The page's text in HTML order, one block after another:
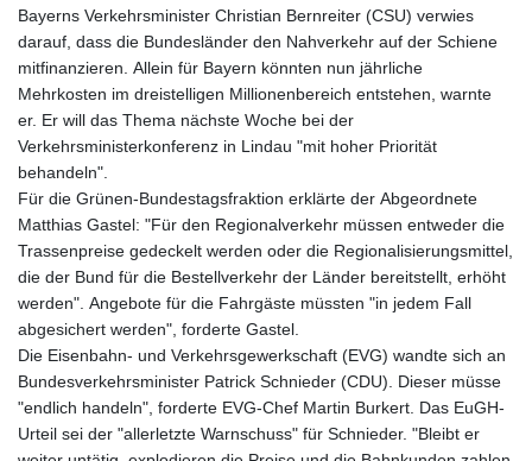
Bayerns Verkehrsminister Christian Bernreiter (CSU) verwies
darauf, dass die Bundesländer den Nahverkehr auf der Schiene
mitfinanzieren. Allein für Bayern könnten nun jährliche
Mehrkosten im dreistelligen Millionenbereich entstehen, warnte
er. Er will das Thema nächste Woche bei der
Verkehrsministerkonferenz in Lindau "mit hoher Priorität
behandeln".
Für die Grünen-Bundestagsfraktion erklärte der Abgeordnete
Matthias Gastel: "Für den Regionalverkehr müssen entweder die
Trassenpreise gedeckelt werden oder die Regionalisierungsmittel,
die der Bund für die Bestellverkehr der Länder bereitstellt, erhöht
werden". Angebote für die Fahrgäste müssten "in jedem Fall
abgesichert werden", forderte Gastel.
Die Eisenbahn- und Verkehrsgewerkschaft (EVG) wandte sich an
Bundesverkehrsminister Patrick Schnieder (CDU). Dieser müsse
"endlich handeln", forderte EVG-Chef Martin Burkert. Das EuGH-
Urteil sei der "allerletzte Warnschuss" für Schnieder. "Bleibt er